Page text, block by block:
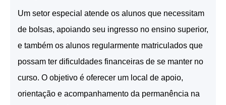
Um setor especial atende os alunos que necessitam
de bolsas, apoiando seu ingresso no ensino superior,
e também os alunos regularmente matriculados que
possam ter dificuldades financeiras de se manter no
curso. O objetivo é oferecer um local de apoio,
orientação e acompanhamento da permanência na